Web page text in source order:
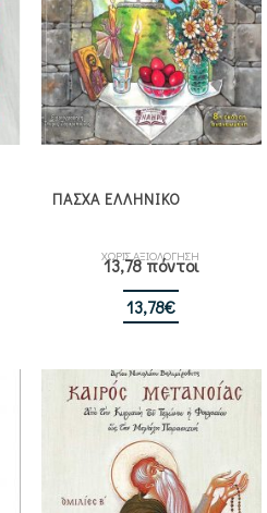
ΠΑΣΧΑ ΕΛΛΗΝΙΚΟ
ΧΩΡΙΣ ΑΞΙΟΛΟΓΗΣΗ
13,78 πόντοι
13,78€